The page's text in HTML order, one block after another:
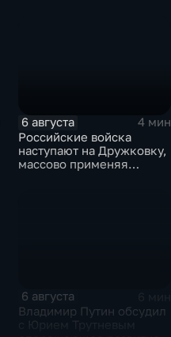
6 августа
4 мин
Российские войска
наступают на Дружковку,
массово применяя
6 августа
Владимир Путин обсудил